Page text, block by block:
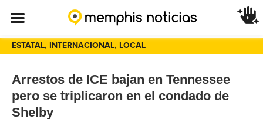
ESTATAL, INTERNACIONAL, LOCAL
Arrestos de ICE bajan en Tennessee
pero se triplicaron en el condado de
Shelby